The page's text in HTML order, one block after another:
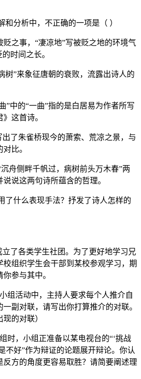
和分析中，不正确的一项是（ ）
之事，“凄凉地”写被贬之地的环境气
时间之长。
树”来象征唐朝的衰败，流露出诗人的
”中的“一曲”指的是白居易为作者所写
这首诗。
出了朱雀桥现今的萧索、荒凉之景，与
比。
舟侧畔千帆过，病树前头万木春”两
说这两句诗所蕴含的哲理。
了什么表现手法？抒发了诗人怎样的
立了各类学生社团。为了更好地学习兄
校组织学生会干部到某校参观学习，期
参与其中。
组活动中，主持人要求每个人推介自
副对联，请写出你打算推介的对联。
的对联）
时，小组正准备以某电视台的“‘挑战
不好”作为辩证的论题展开辩论。你认
反方的角度更容易取胜？请简要阐述理